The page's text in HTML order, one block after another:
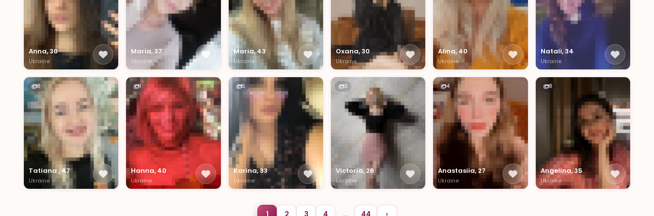
Anna, 30
Ukraine
Maria, 37
Ukraine
Maria, 43
Ukraine
Oxana, 30
Ukraine
Alina, 40
Ukraine
Natali, 34
Ukraine
8
Tatiana , 47
Ukraine
1
Hanna, 40
Ukraine
5
Karina, 33
Ukraine
3
Victoria, 26
Ukraine
4
Anastasiia, 27
Ukraine
8
Angelina, 35
Ukraine